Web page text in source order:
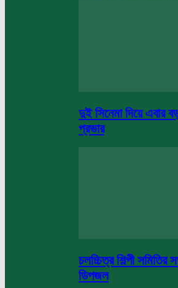
দুই সিনেমা দিয়ে এবার
প্রভার
চলচ্চিত্র শিল্পী সমিতির
ডিপজল